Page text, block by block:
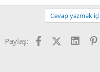
Cevap yazmak
Paylaş: FacebookX (Twitter)